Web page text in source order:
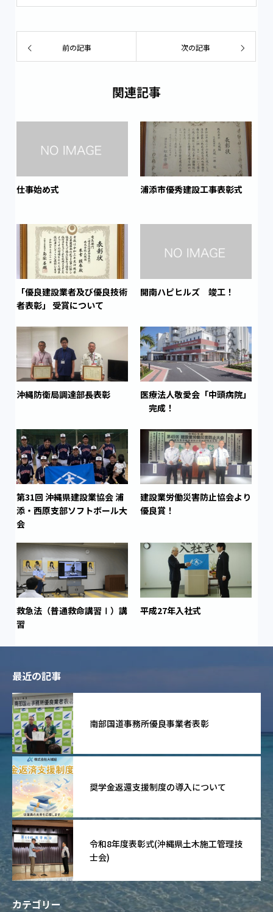
前の記事 次の記事
関連記事
仕事始め式 浦添市優秀建設工事表彰式
「優良建設業者及び優良技術
者表彰」 受賞について
開南ハピヒルズ 竣工！
沖縄防衛局調達部長表彰
医療法人敬愛会「中頭病院」
完成！
第31回 沖縄県建設業協会 浦
添・西原支部ソフトボール大
会
建設業労働災害防止協会より
優良賞！
救急法（普通救命講習Ⅰ）講
習
平成27年入社式
最近の記事
南部国道事務所優良事業者表彰
奨学金返還支援制度の導入について
令和8年度表彰式(沖縄県土木施工管理技
士会)
カテゴリー